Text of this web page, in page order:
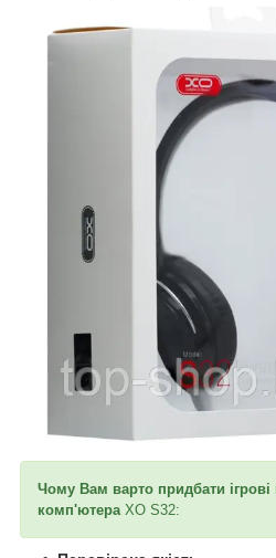
Чому Вам варто придбати
комп'ютера XO S32: